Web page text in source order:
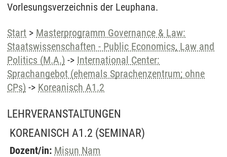
Vorlesungsverzeichnis der Leuphana.
Start > Masterprogramm Governance & Law:
Staatswissenschaften - Public Economics, Law and
Politics (M.A.) -> International Center:
Sprachangebot (ehemals Sprachenzentrum; ohne
CPs) -> Koreanisch A1.2
LEHRVERANSTALTUNGEN
KOREANISCH A1.2 (SEMINAR)
Dozent/in: Misun Nam